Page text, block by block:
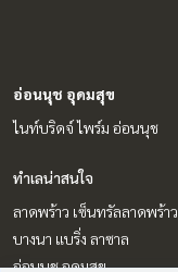
อ่อนนุช อุดมสุข
ไนท์บริดจ์ ไพร์ม อ่อนนุช
ทำเลน่าสนใจ
ลาดพร้าว เซ็นทรัลลาดพร้าว
บางนา แบริ่ง ลาซาล
อ่อนนุช อุดมสุข